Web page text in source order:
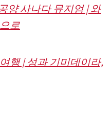
양 사나다 뮤지엄 | 와
로
행 | 성과 기미데이라,